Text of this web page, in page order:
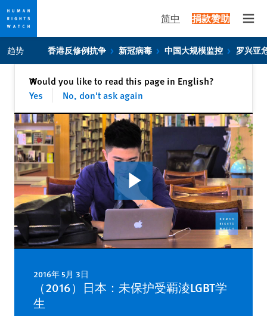
Skip
to
privacy
Skip
to
content
简中 捐款赞助
趋势 香港反修例抗争 新冠病毒 中国大规模监控 罗兴亚
Would you like to read this page in English?
Yes
No, don't ask again
✕关闭
2016年 5月 3日
（2016）日本：未保护受覇淩LGBT学
生